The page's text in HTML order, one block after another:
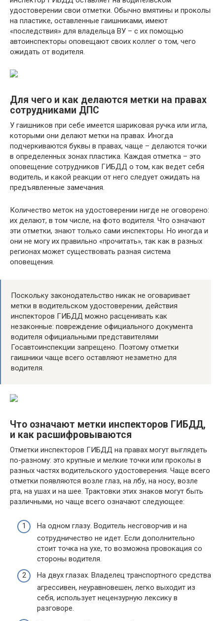
удостоверении свои отметки. Обычно вмятины и проколы
на пластике, оставленные гаишниками, имеют
«последствия» для владельца ВУ – с их помощью
автоинспекторы оповещают своих коллег о том, чего
ожидать от водителя.
Для чего и как делаются метки на правах
сотрудниками ДПС
У гаишников при себе имеется шариковая ручка или игла,
которыми они делают метки на правах. Иногда
подчеркиваются буквы в правах, чаще – делаются точки
в определенных зонах пластика. Каждая отметка – это
оповещение сотрудников ГИБДД о том, как ведет себя
водитель, и какой реакции от него следует ожидать на
предъявленные замечания.
Количество меток на удостоверении нигде не оговорено:
их делают, в том числе, на фото водителя. Что означают
эти отметки, знают только сами инспекторы. Но иногда и
они не могу их правильно «прочитать», так как в разных
регионах может существовать разная система
оповещения.
Поскольку законодательство никак не оговаривает
метки в водительском удостоверении, действия
инспекторов ГИБДД можно расценивать как
незаконные: повреждение официального документа
водителя официальными представителями
Госавтоинспекции запрещено. Поэтому отметки
гаишники чаще всего оставляют незаметно для
водителя.
Что означают метки инспекторов ГИБДД,
и как расшифровываются
Отметки инспекторов ГИБДД на правах могут выглядеть
по-разному: это крупные и мелкие точки или проколы в
разных частях водительского удостоверения. Чаще всего
отметки появляются возле глаз, на лбу, на носу, возле
рта, на ушах и на шее. Трактовки этих знаков могут быть
различными, но чаще всего означают следующее:
На одном глазу. Водитель несговорчив и на
сотрудничество не идет. Если дополнительно
стоит точка на ухе, то возможна провокация со
стороны водителя.
На двух глазах. Владелец транспортного средства
агрессивен, неуравновешен, легко выходит из
себя, использует нецензурную лексику в
разговоре.